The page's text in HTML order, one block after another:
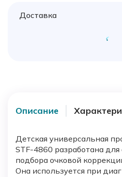
Доставка
Описание
Детская универсальная
STF-4860 разработана для
подбора очковой
Она используется при